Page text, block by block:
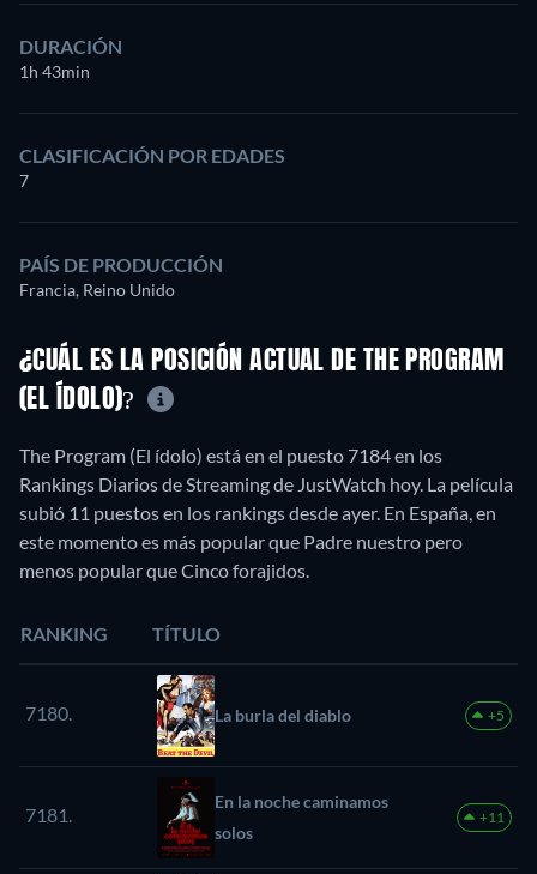
DURACIÓN
1h 43min
CLASIFICACIÓN POR EDADES
7
PAÍS DE PRODUCCIÓN
Francia, Reino Unido
¿CUÁL ES LA POSICIÓN ACTUAL DE THE PROGRAM
(EL ÍDOLO)?
The Program (El ídolo) está en el puesto 7184 en los
Rankings Diarios de Streaming de JustWatch hoy. La película
subió 11 puestos en los rankings desde ayer. En España, en
este momento es más popular que Padre nuestro pero
menos popular que Cinco forajidos.
RANKING TÍTULO
7180. La burla del diablo +5
7181.
En la noche caminamos
solos
+11